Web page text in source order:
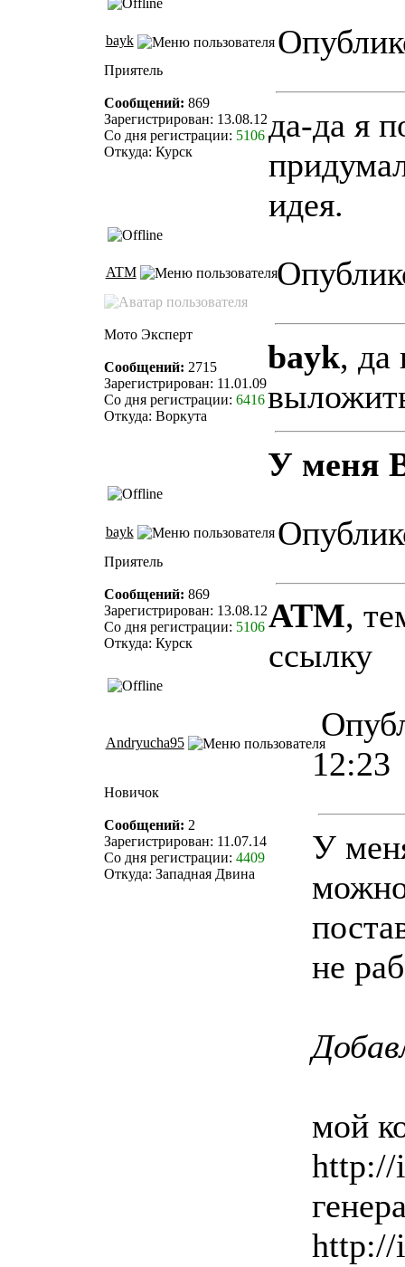
bayk
Приятель
Сообщений: 869
Зарегистрирован: 13.08.12
Со дня регистрации: 5106
Откуда: Курск
да-да я
идея.
ATM
Мото Эксперт
Сообщений: 2715
Зарегистрирован: 11.01.09
Со дня регистрации: 6416
Откуда: Воркута
bayk, да
У меня
bayk
Приятель
Сообщений: 869
Зарегистрирован: 13.08.12
Со дня регистрации: 5106
Откуда: Курск
ATM,
ссылку
Andryucha95
12:23
Новичок
Сообщений: 2
Зарегистрирован: 11.07.14
Со дня регистрации: 4409
Откуда: Западная Двина
У
не
мой
http://
http://